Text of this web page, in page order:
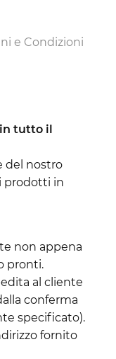
e Condizioni
tutto il
del nostro
prodotti in
non appena
pronti.
al cliente
conferma
specificato).
fornito